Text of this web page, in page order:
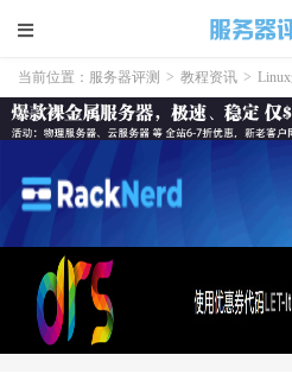
当前位置： 服务器评测 > 教程资讯 >